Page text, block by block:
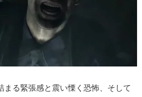
まる緊張感と震い慄く恐怖、そして